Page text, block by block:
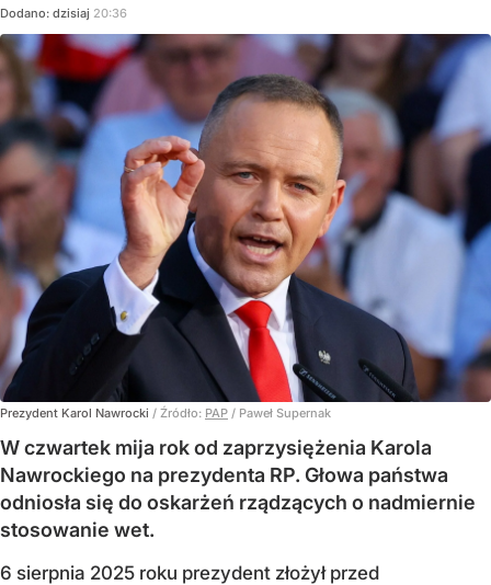
Dodano: dzisiaj 20:36
Prezydent Karol Nawrocki / Źródło: PAP / Paweł Supernak
W czwartek mija rok od zaprzysiężenia Karola
Nawrockiego na prezydenta RP. Głowa państwa
odniosła się do oskarżeń rządzących o nadmiernie
stosowanie wet.
6 sierpnia 2025 roku prezydent złożył przed